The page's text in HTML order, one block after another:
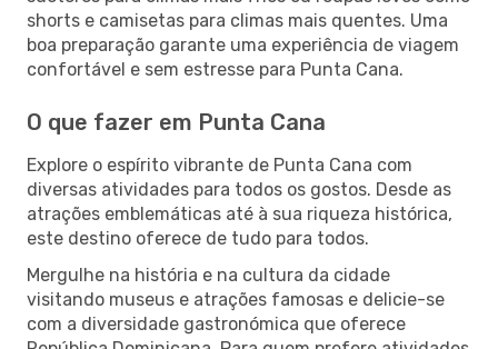
shorts e camisetas para climas mais quentes. Uma
boa preparação garante uma experiência de viagem
confortável e sem estresse para Punta Cana.
O que fazer em Punta Cana
Explore o espírito vibrante de Punta Cana com
diversas atividades para todos os gostos. Desde as
atrações emblemáticas até à sua riqueza histórica,
este destino oferece de tudo para todos.
Mergulhe na história e na cultura da cidade
visitando museus e atrações famosas e delicie-se
com a diversidade gastronómica que oferece